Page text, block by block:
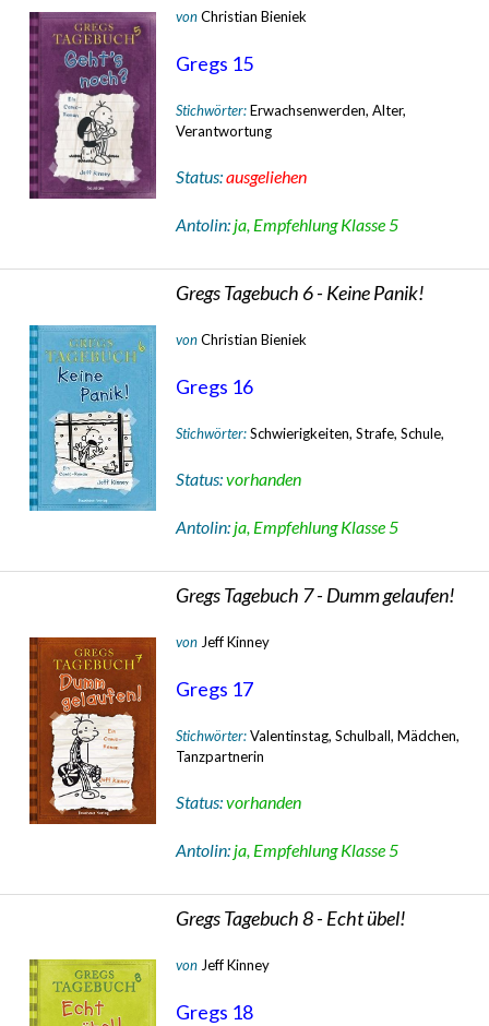
vonChristian Bieniek
Gregs 15
Stichwörter:Erwachsenwerden, Alter,
Verantwortung
Status:ausgeliehen
Antolin: ja, Empfehlung Klasse 5
Gregs Tagebuch 6 - Keine Panik!
vonChristian Bieniek
Gregs 16
Stichwörter:Schwierigkeiten, Strafe, Schule,
Status:vorhanden
Antolin: ja, Empfehlung Klasse 5
Gregs Tagebuch 7 - Dumm gelaufen!
von Jeff Kinney
Gregs 17
Stichwörter:Valentinstag, Schulball, Mädchen,
Tanzpartnerin
Status:vorhanden
Antolin: ja, Empfehlung Klasse 5
Gregs Tagebuch 8 - Echt übel!
von Jeff Kinney
Gregs 18